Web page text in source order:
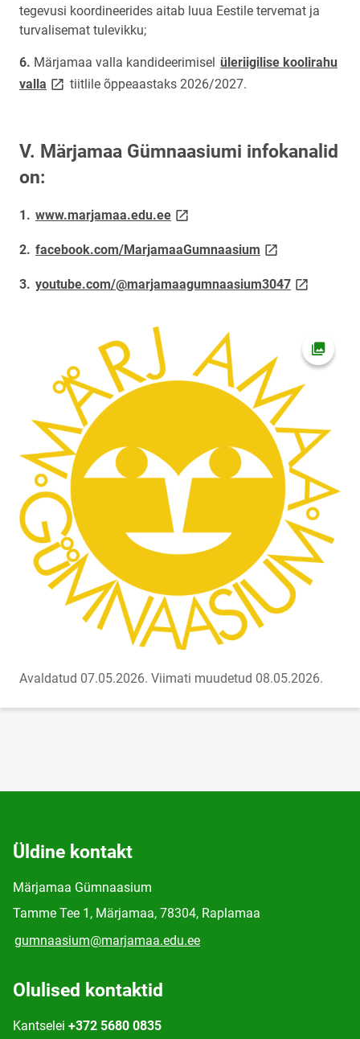
tegevusi koordineerides aitab luua Eestile tervemat ja
turvalisemat tulevikku;
Märjamaa valla kandideerimisel üleriigilise koolirahu
valla link opens on new page
tiitlile õppeaastaks 2026/2027.
V. Märjamaa Gümnaasiumi infokanalid
on:
www.marjamaa.edu.ee link opens on new page
facebook.com/MarjamaaGumnaasium link opens on
youtube.com/@marjamaagumnaasium3047link opens
Ava
Avaldatud 07.05.2026. Viimati muudetud 08.05.2026.
Üldine kontakt
Märjamaa Gümnaasium
Tamme Tee 1, Märjamaa, 78304, Raplamaa
gumnaasium@marjamaa.edu.ee
Olulised kontaktid
Kantselei +372 5680 0835